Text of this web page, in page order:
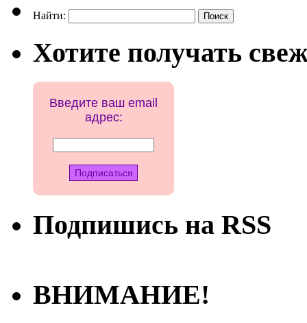
Найти:
Хотите получать
Введите ваш email
адрес:
Подпишись на RSS
ВНИМАНИЕ!